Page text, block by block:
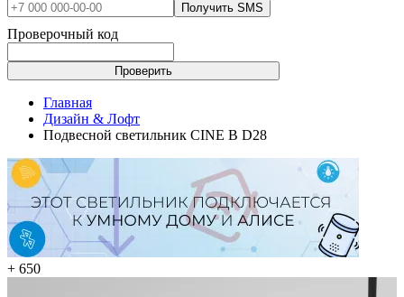
Получить SMS
Проверочный код
Проверить
Главная
Дизайн & Лофт
Подвесной светильник CINE B D28
+ 650